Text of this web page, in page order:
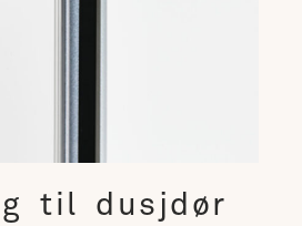
til dusjdør